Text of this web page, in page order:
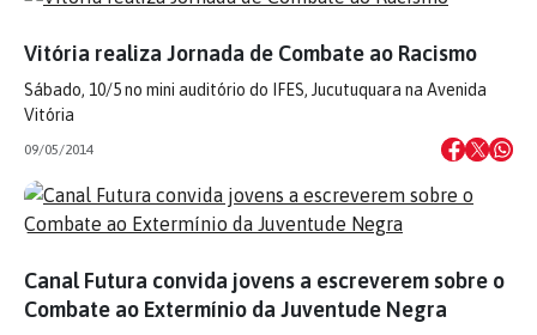
Vitória realiza Jornada de Combate ao Racismo
Sábado, 10/5 no mini auditório do IFES, Jucutuquara na Avenida
Vitória
09/05/2014
Canal Futura convida jovens a escreverem sobre o
Combate ao Extermínio da Juventude Negra